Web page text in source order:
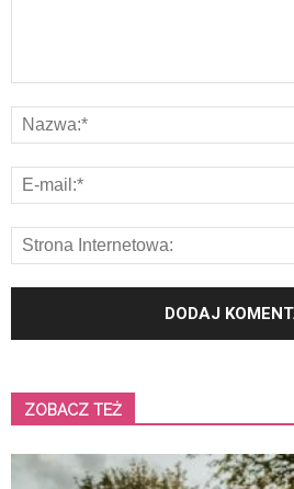
ZOBACZ TEŻ